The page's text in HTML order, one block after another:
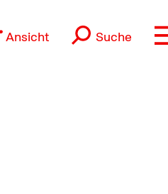
Ansicht Suche